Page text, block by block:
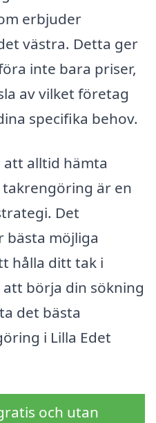
erbjuder
västra. Detta ger
inte bara priser,
av vilket företag
specifika behov.
att alltid hämta
är en
Det
bästa möjliga
hålla ditt tak i
börja din sökning
det bästa
i Lilla Edet
och utan